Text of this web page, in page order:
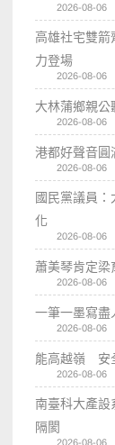
2026-08-06
高雄社宅雙
力登場
2026-08-06
大林蒲鄉親
2026-08-06
港都好聲音
2026-08-06
國民黨議員：
化
2026-08-06
蕭美琴肯定梁
2026-08-06
一筆一墨寫盡
2026-08-06
能高越嶺 安
2026-08-06
南臺科大產
隔閡
2026-08-06